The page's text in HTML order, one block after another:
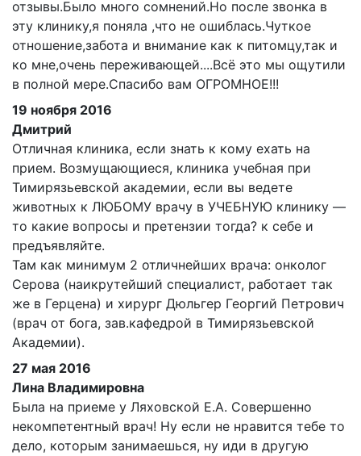
отзывы.Было много сомнений.Но после звонка в
эту клинику,я поняла ,что не ошиблась.Чуткое
отношение,забота и внимание как к питомцу,так и
ко мне,очень переживающей....Всё это мы ощутили
в полной мере.Спасибо вам ОГРОМНОЕ!!!
19 ноября 2016
Дмитрий
Отличная клиника, если знать к кому ехать на
прием. Возмущающиеся, клиника учебная при
Тимирязьевской академии, если вы ведете
животных к ЛЮБОМУ врачу в УЧЕБНУЮ клинику —
то какие вопросы и претензии тогда? к себе и
предъявляйте.
Там как минимум 2 отличнейших врача: онколог
Серова (наикрутейший специалист, работает так
же в Герцена) и хирург Дюльгер Георгий Петрович
(врач от бога, зав.кафедрой в Тимирязьевской
Академии).
27 мая 2016
Лина Владимировна
Была на приеме у Ляховской Е.А. Совершенно
некомпетентный врач! Ну если не нравится тебе то
дело, которым занимаешься, ну иди в другую